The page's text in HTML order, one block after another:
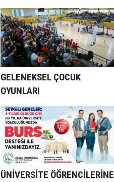
GELENEKSEL ÇOCUK
OYUNLARI
GAZİOSMANPAŞA'DA
YAŞATILIYOR
ÜNİVERSİTE ÖĞRENCİLERİNE